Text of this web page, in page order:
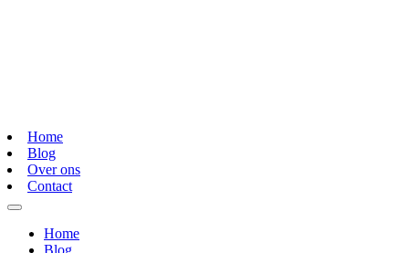
Home
Blog
Over ons
Contact
Home